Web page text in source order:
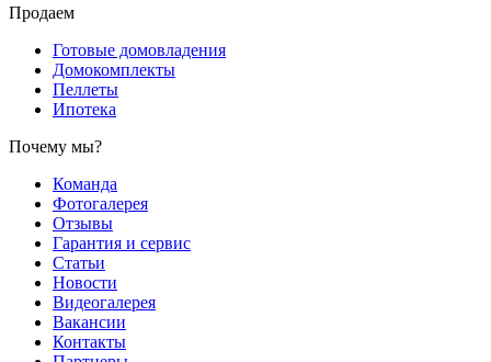
Продаем
Готовые домовладения
Домокомплекты
Пеллеты
Ипотека
Почему мы?
Команда
Фотогалерея
Отзывы
Гарантия и сервис
Статьи
Новости
Видеогалерея
Вакансии
Контакты